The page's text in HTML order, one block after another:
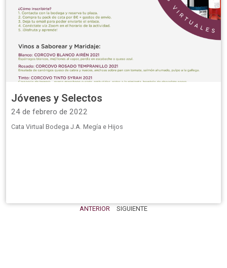
Jóvenes y Selectos
24 de febrero de 2022
Cata Virtual Bodega J.A. Megía e Hijos
ANTERIOR SIGUIENTE